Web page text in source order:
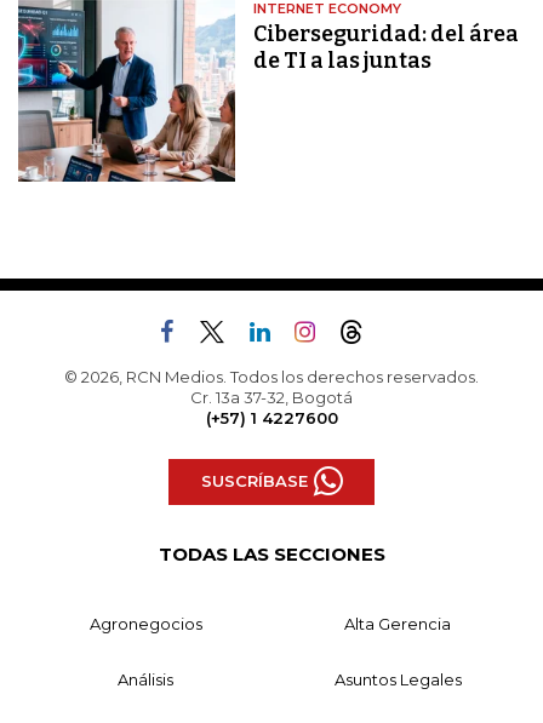
INTERNET ECONOMY
Ciberseguridad: del área
de TI a las juntas
© 2026, RCN Medios. Todos los derechos reservados.
Cr. 13a 37-32, Bogotá
(+57) 1 4227600
SUSCRÍBASE
TODAS LAS SECCIONES
Agronegocios Alta Gerencia
Análisis Asuntos Legales